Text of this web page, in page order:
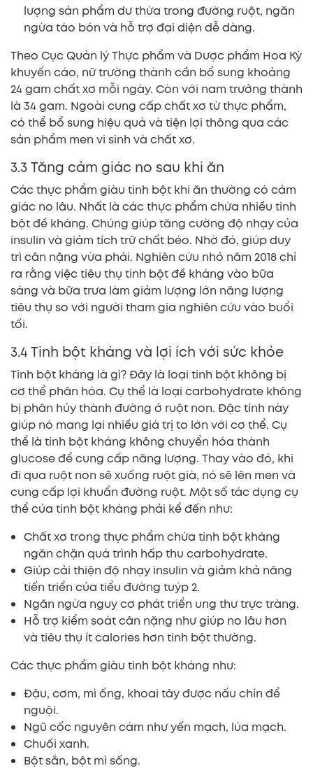
lượng sản phẩm dư thừa trong đường ruột, ngăn
ngừa táo bón và hỗ trợ đại diện dễ dàng.
Theo Cục Quản lý Thực phẩm và Dược phẩm Hoa Kỳ
khuyến cáo, nữ trường thành cần bổ sung khoảng
24 gam chất xơ mỗi ngày. Còn với nam trưởng thành
là 34 gam. Ngoài cung cấp chất xơ từ thực phẩm,
có thể bổ sung hiệu quả và tiện lợi thông qua các
sản phẩm men vi sinh và chất xơ.
3.3 Tăng cảm giác no sau khi ăn
Các thực phẩm giàu tinh bột khi ăn thường có cảm
giác no lâu. Nhất là các thực phẩm chứa nhiều tinh
bột đề kháng. Chúng giúp tăng cường độ nhạy của
insulin và giảm tích trữ chất béo. Nhờ đó, giúp duy
trì cân nặng vừa phải. Nghiên cứu nhỏ năm 2018 chỉ
ra rằng việc tiêu thụ tinh bột đề kháng vào bữa
sáng và bữa trưa làm giảm lượng lớn năng lượng
tiêu thụ so với người tham gia nghiên cứu vào buổi
tối.
3.4 Tinh bột kháng và lợi ích với sức khỏe
Tinh bột kháng là gì? Đây là loại tinh bột không bị
cơ thể phân hóa. Cụ thể là loại carbohydrate không
bị phân hủy thành đường ở ruột non. Đặc tính này
giúp nó mang lại nhiều giá trị to lớn với cơ thể. Cụ
thể là tinh bột kháng không chuyển hóa thành
glucose để cung cấp năng lượng. Thay vào đó, khi
đi qua ruột non sẽ xuống ruột già, nó sẽ lên men và
cung cấp lợi khuẩn đường ruột. Một số tác dụng cụ
thể của tinh bột kháng phải kể đến như:
Chất xơ trong thực phẩm chứa tinh bột kháng
ngăn chặn quá trình hấp thu carbohydrate.
Giúp cải thiện độ nhạy insulin và giảm khả năng
tiến triển của tiểu đường tuýp 2.
Ngăn ngừa nguy cơ phát triển ung thư trực tràng.
Hỗ trợ kiểm soát cân nặng như giúp no lâu hơn
và tiêu thụ ít calories hơn tinh bột thường.
Các thực phẩm giàu tinh bột kháng như:
Đậu, cơm, mì ống, khoai tây được nấu chín để
nguội.
Ngũ cốc nguyên cám như yến mạch, lúa mạch.
Chuối xanh.
Bột sắn, bột mì sống.